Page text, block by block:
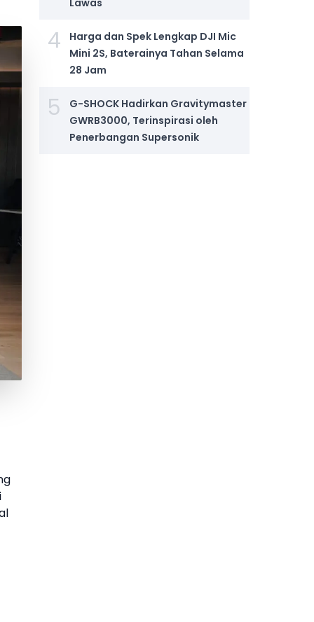
Lawas
4
Harga dan Spek Lengkap DJI Mic
Mini 2S, Baterainya Tahan Selama
28 Jam
5
G-SHOCK Hadirkan Gravitymaster
GWRB3000, Terinspirasi oleh
Penerbangan Supersonik